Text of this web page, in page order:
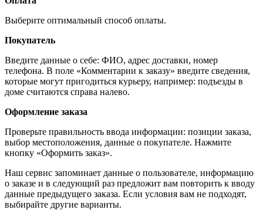
Выберите оптимальный способ оплаты.
Покупатель
Введите данные о себе: ФИО, адрес доставки, номер
телефона. В поле «Комментарии к заказу» введите сведения,
которые могут пригодиться курьеру, например: подъезды в
доме считаются справа налево.
Оформление заказа
Проверьте правильность ввода информации: позиции заказа,
выбор местоположения, данные о покупателе. Нажмите
кнопку «Оформить заказ».
Наш сервис запоминает данные о пользователе, информацию
о заказе и в следующий раз предложит вам повторить к вводу
данные предыдущего заказа. Если условия вам не подходят,
выбирайте другие варианты.